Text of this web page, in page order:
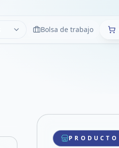
LimpiarBolsa de trabajo
Compartir producto
Compartir por WhatsApp
Compartir por mail
PRODUCTO